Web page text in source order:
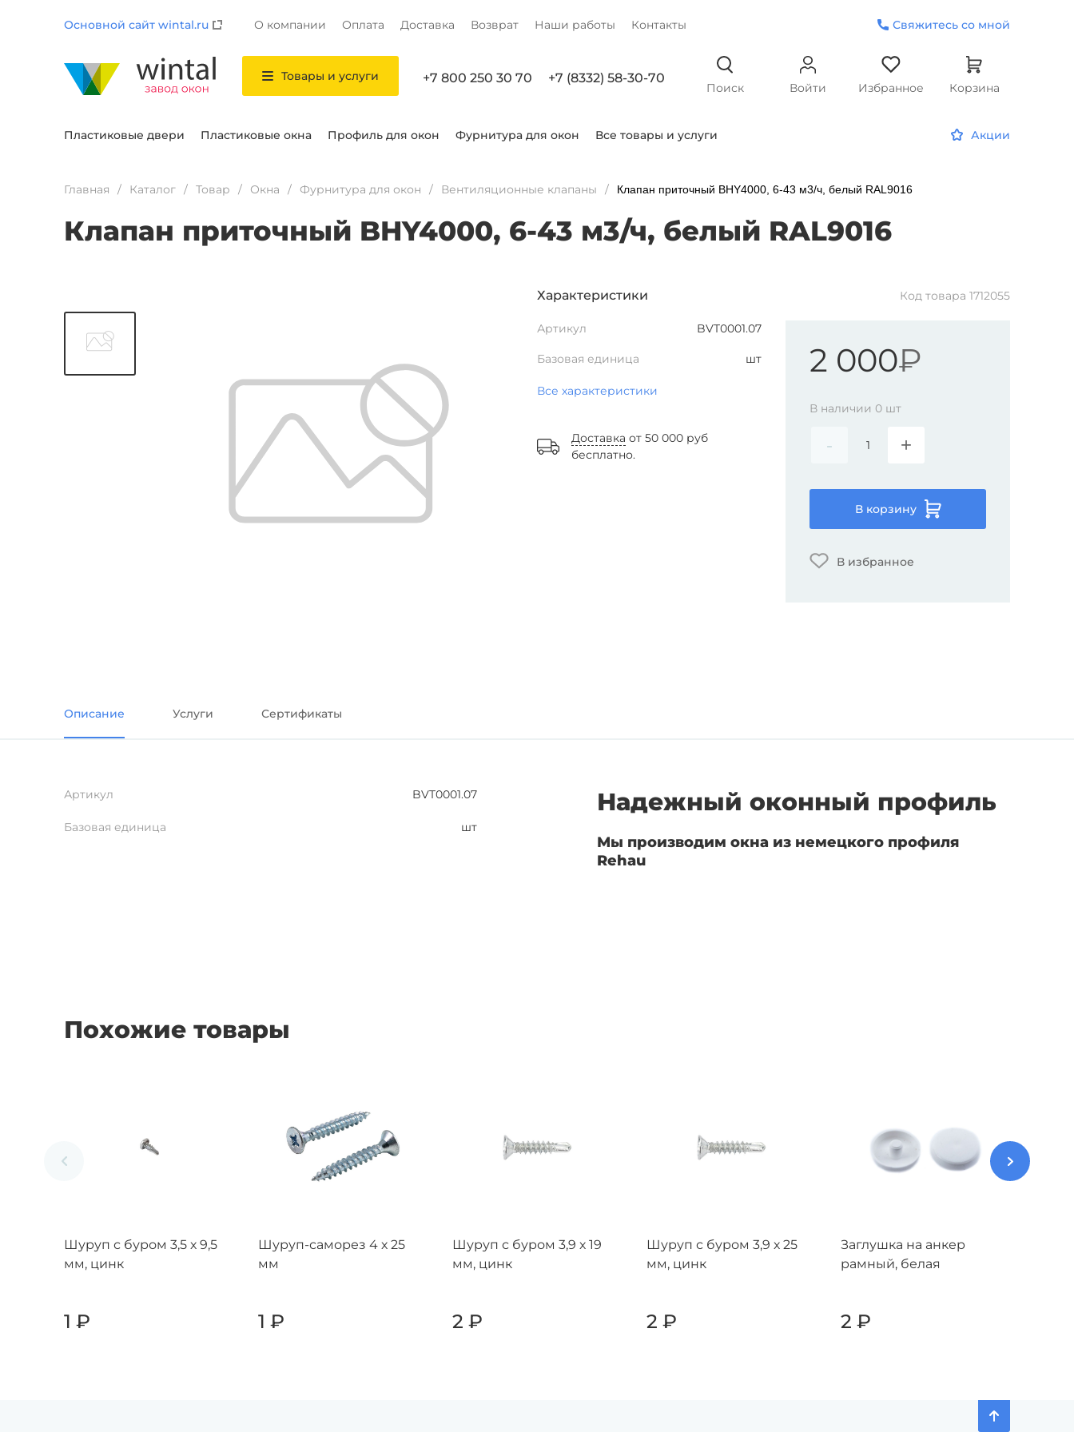
Основной сайт wintal.ru О компании Оплата Доставка Возврат Наши работы Контакты Свяжитесь со мной
Товары и услуги +7 800 250 30 70 +7 (8332) 58-30-70
Поиск Войти Избранное Корзина
Пластиковые двери Пластиковые окна Профиль для окон Фурнитура для окон Все товары и услуги Акции
Главная Каталог Товар Окна Фурнитура для окон Вентиляционные клапаны Клапан приточный BHY4000, 6-43 м3/ч, белый RAL9016
Клапан приточный BHY4000, 6-43 м3/ч, белый RAL9016
Характеристики Код товара 1712055
Артикул BVT0001.07
Базовая единица шт
Все характеристики
Доставка от 50 000 руб
бесплатно.
2 000₽
В наличии 0 шт
- +
В корзину
В избранное
Описание Услуги Сертификаты
Артикул BVT0001.07
Базовая единица шт
Надежный оконный профиль
Мы производим окна из немецкого профиля
Rehau
Похожие товары
Шуруп с буром 3,5 х 9,5
мм, цинк
1 ₽
Шуруп-саморез 4 х 25
мм
1 ₽
Шуруп с буром 3,9 х 19
мм, цинк
2 ₽
Шуруп с буром 3,9 х 25
мм, цинк
2 ₽
Заглушка на анкер
рамный, белая
2 ₽